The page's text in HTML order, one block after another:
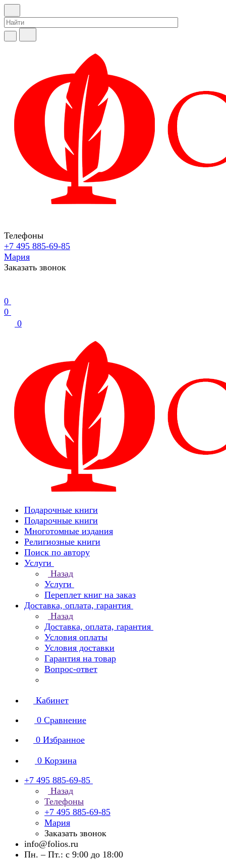
Телефоны
+7 495 885-69-85
Мария
Заказать звонок
0
0
0
Подарочные книги
Подарочные книги
Многотомные издания
Религиозные книги
Поиск по автору
Услуги
Назад
Услуги
Переплет книг на заказ
Доставка, оплата, гарантия
Назад
Доставка, оплата, гарантия
Условия оплаты
Условия доставки
Гарантия на товар
Вопрос-ответ
Кабинет
0 Сравнение
0 Избранное
0 Корзина
+7 495 885-69-85
Назад
Телефоны
+7 495 885-69-85
Мария
Заказать звонок
info@folios.ru
Пн. – Пт.: с 9:00 до 18:00